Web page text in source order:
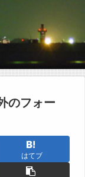
のフォー
はてブ